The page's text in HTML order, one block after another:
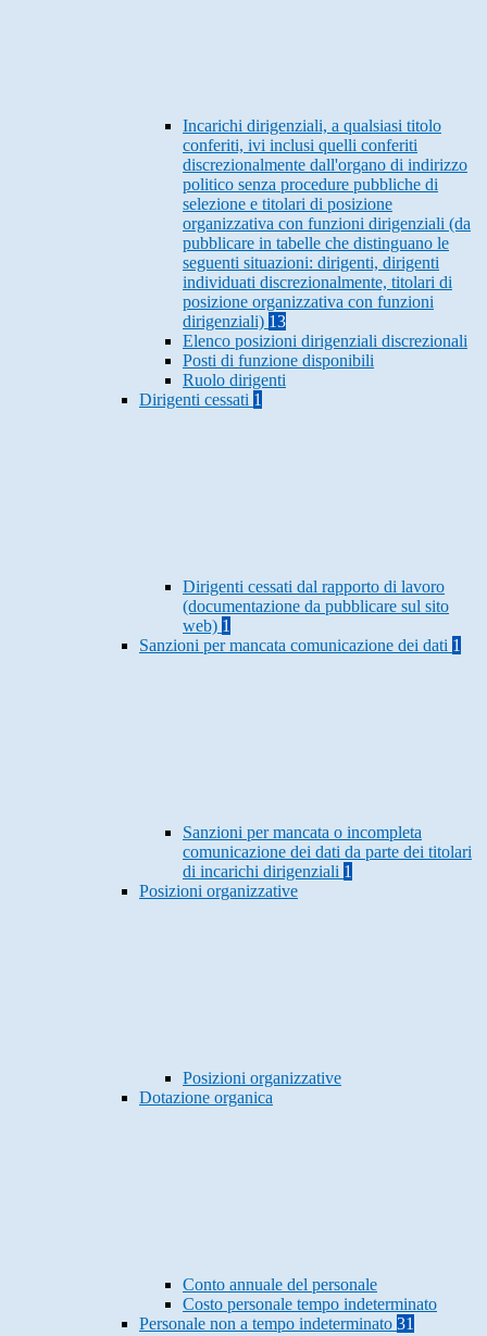
Incarichi dirigenziali, a qualsiasi titolo
conferiti, ivi inclusi quelli conferiti
discrezionalmente dall'organo di indirizzo
politico senza procedure pubbliche di
selezione e titolari di posizione
organizzativa con funzioni dirigenziali (da
pubblicare in tabelle che distinguano le
seguenti situazioni: dirigenti, dirigenti
individuati discrezionalmente, titolari di
posizione organizzativa con funzioni
dirigenziali) 13
Elenco posizioni dirigenziali discrezionali
Posti di funzione disponibili
Ruolo dirigenti
Dirigenti cessati 1
Dirigenti cessati dal rapporto di lavoro
(documentazione da pubblicare sul sito
web) 1
Sanzioni per mancata comunicazione dei dati 1
Sanzioni per mancata o incompleta
comunicazione dei dati da parte dei titolari
di incarichi dirigenziali 1
Posizioni organizzative
Posizioni organizzative
Dotazione organica
Conto annuale del personale
Costo personale tempo indeterminato
Personale non a tempo indeterminato 31